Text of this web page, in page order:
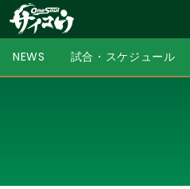
NEWS 試合・スケジュール